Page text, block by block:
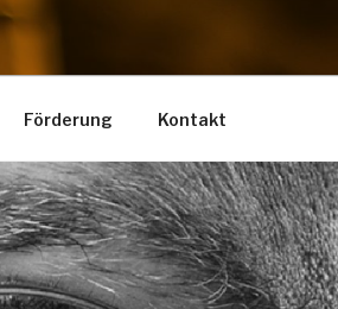
Förderung Kontakt